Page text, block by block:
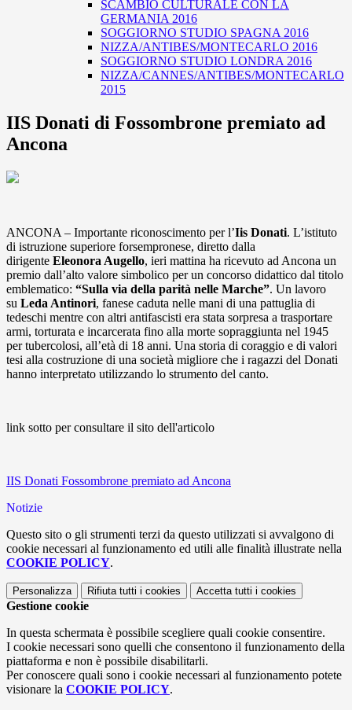
SCAMBIO CULTURALE CON LA
GERMANIA 2016
SOGGIORNO STUDIO SPAGNA 2016
NIZZA/ANTIBES/MONTECARLO 2016
SOGGIORNO STUDIO LONDRA 2016
NIZZA/CANNES/ANTIBES/MONTECARLO
2015
IIS Donati di Fossombrone premiato ad
Ancona
ANCONA – Importante riconoscimento per l’Iis Donati. L’istituto
di istruzione superiore forsempronese, diretto dalla
dirigente Eleonora Augello, ieri mattina ha ricevuto ad Ancona un
premio dall’alto valore simbolico per un concorso didattico dal titolo
emblematico: “Sulla via della parità nelle Marche”. Un lavoro
su Leda Antinori, fanese caduta nelle mani di una pattuglia di
tedeschi mentre con altri antifascisti era stata sorpresa a trasportare
armi, torturata e incarcerata fino alla morte sopraggiunta nel 1945
per tubercolosi, all’età di 18 anni. Una storia di coraggio e di valori
tesi alla costruzione di una società migliore che i ragazzi del Donati
hanno interpretato utilizzando lo strumento del canto.
link sotto per consultare il sito dell'articolo
IIS Donati Fossombrone premiato ad Ancona
Notizie
Questo sito o gli strumenti terzi da questo utilizzati si avvalgono di
cookie necessari al funzionamento ed utili alle finalità illustrate nella
COOKIE POLICY.
Personalizza Rifiuta tutti i cookies Accetta tutti i cookies
Gestione cookie
In questa schermata è possibile scegliere quali cookie consentire.
I cookie necessari sono quelli che consentono il funzionamento della
piattaforma e non è possibile disabilitarli.
Per conoscere quali sono i cookie necessari al funzionamento potete
visionare la COOKIE POLICY.